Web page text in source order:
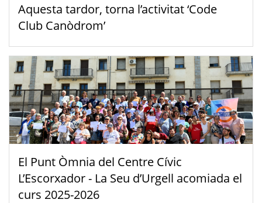
Aquesta tardor, torna l’activitat ‘Code
Club Canòdrom’
El Punt Òmnia del Centre Cívic
L’Escorxador - La Seu d’Urgell acomiada el
curs 2025-2026